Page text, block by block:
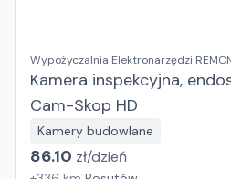
Wypożyczalnia Elektronarzędzi
Kamera inspekcyjna,
Cam-Skop HD
Kamery budowlane
86.10 zł/dzień